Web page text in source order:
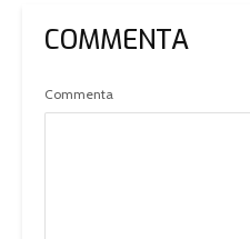
COMMENTA
Commenta